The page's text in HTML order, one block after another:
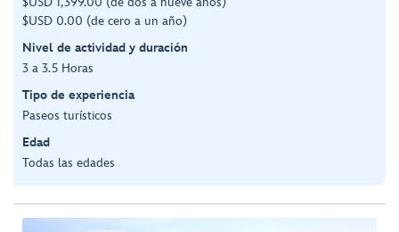
$USD 0.00 (de cero a un año)
Nivel de actividad y duración
3 a 3.5 Horas
Tipo de experiencia
Paseos turísticos
Edad
Todas las edades